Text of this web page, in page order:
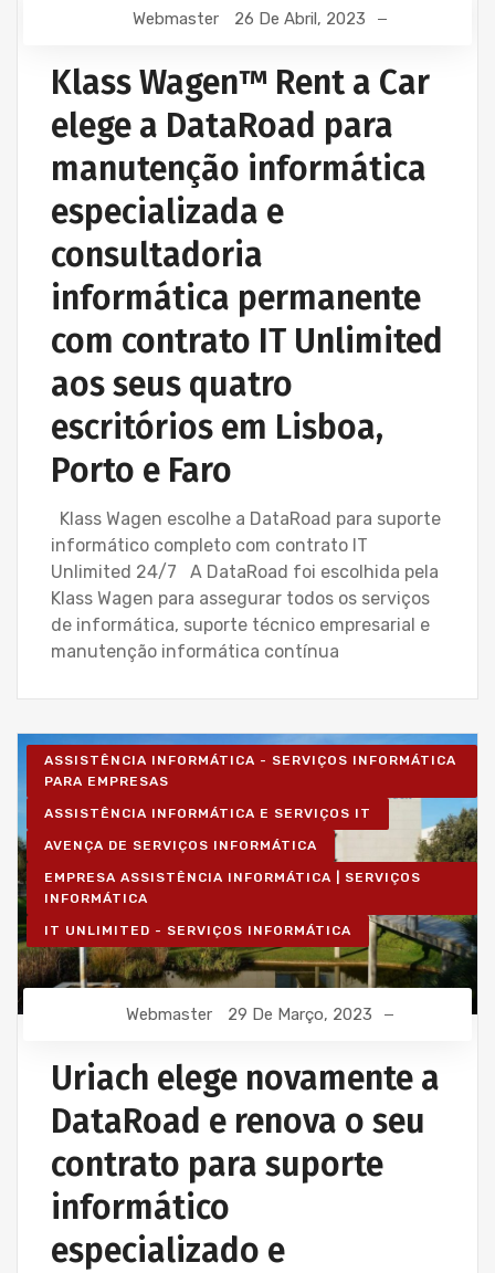
Webmaster 26 De Abril, 2023
Klass Wagen™ Rent a Car
elege a DataRoad para
manutenção informática
especializada e
consultadoria
informática permanente
com contrato IT Unlimited
aos seus quatro
escritórios em Lisboa,
Porto e Faro
Klass Wagen escolhe a DataRoad para suporte
informático completo com contrato IT
Unlimited 24/7 A DataRoad foi escolhida pela
Klass Wagen para assegurar todos os serviços
de informática, suporte técnico empresarial e
manutenção informática contínua
ASSISTÊNCIA INFORMÁTICA - SERVIÇOS INFORMÁTICA
PARA EMPRESAS
ASSISTÊNCIA INFORMÁTICA E SERVIÇOS IT
AVENÇA DE SERVIÇOS INFORMÁTICA
EMPRESA ASSISTÊNCIA INFORMÁTICA | SERVIÇOS
INFORMÁTICA
IT UNLIMITED - SERVIÇOS INFORMÁTICA
Webmaster 29 De Março, 2023
Uriach elege novamente a
DataRoad e renova o seu
contrato para suporte
informático
especializado e